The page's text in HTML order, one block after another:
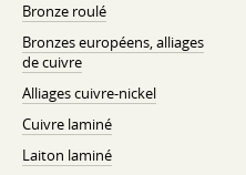
Bronze roulé
Bronzes européens, alliages
de cuivre
Alliages cuivre-nickel
Cuivre laminé
Laiton laminé